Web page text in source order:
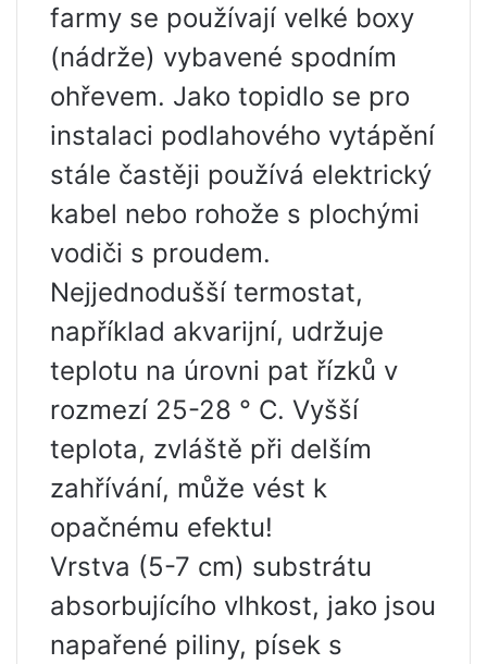
farmy se používají velké boxy
(nádrže) vybavené spodním
ohřevem. Jako topidlo se pro
instalaci podlahového vytápění
stále častěji používá elektrický
kabel nebo rohože s plochými
vodiči s proudem.
Nejjednodušší termostat,
například akvarijní, udržuje
teplotu na úrovni pat řízků v
rozmezí 25-28 ° C. Vyšší
teplota, zvláště při delším
zahřívání, může vést k
opačnému efektu!
Vrstva (5-7 cm) substrátu
absorbujícího vlhkost, jako jsou
napařené piliny, písek s